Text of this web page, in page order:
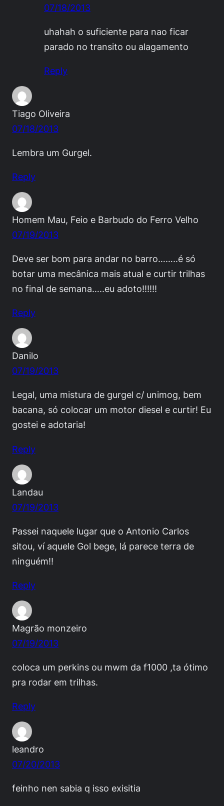
07/18/2013
uhahah o suficiente para nao ficar
parado no transito ou alagamento
Reply
Tiago Oliveira
07/18/2013
Lembra um Gurgel.
Reply
Homem Mau, Feio e Barbudo do Ferro Velho
07/19/2013
Deve ser bom para andar no barro……..é só
botar uma mecânica mais atual e curtir trilhas
no final de semana…..eu adoto!!!!!!
Reply
Danilo
07/19/2013
Legal, uma mistura de gurgel c/ unimog, bem
bacana, só colocar um motor diesel e curtir! Eu
gostei e adotaria!
Reply
Landau
07/19/2013
Passei naquele lugar que o Antonio Carlos
sitou, ví aquele Gol bege, lá parece terra de
ninguém!!
Reply
Magrão monzeiro
07/19/2013
coloca um perkins ou mwm da f1000 ,ta ótimo
pra rodar em trilhas.
Reply
leandro
07/20/2013
feinho nen sabia q isso exisitia